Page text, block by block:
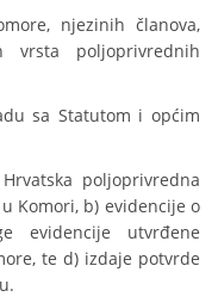
njezinih članova,
poljoprivrednih
sa Statutom i općim
poljoprivredna
Komori, b) evidencije o
evidencije utvrđene
te d) izdaje potvrde